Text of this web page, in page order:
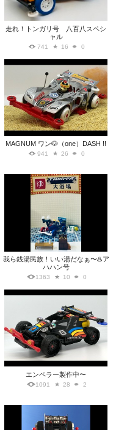
走れ！トンガリ号 八百八スペシ
ャル
741 16 0
MAGNUM ワン🐶（one）DASH !!
941 26 0
我ら銭湯民族！いい湯だなぁ〜♨️ア
ハハン号
1363 10 0
エンペラー製作中〜
1091 28 2